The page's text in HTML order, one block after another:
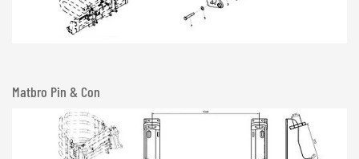
Matbro Pin & Con